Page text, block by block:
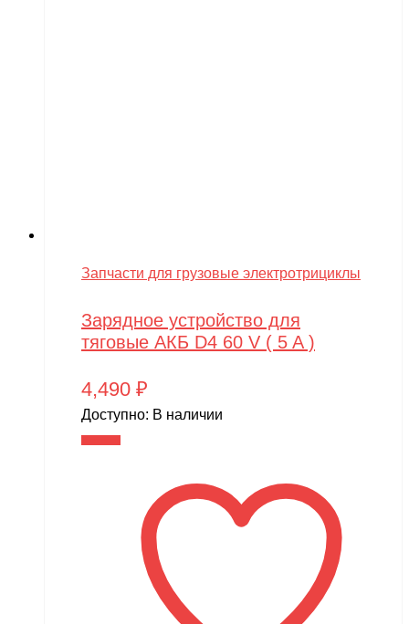
Запчасти для грузовые электротрициклы
Зарядное устройство для
тяговые АКБ D4 60 V ( 5 A )
4,490 ₽
Доступно: В наличии